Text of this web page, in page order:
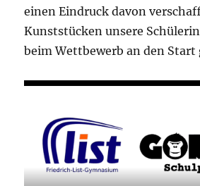
einen Eindruck davon
Kunststücken unsere
beim Wettbewerb an den Start